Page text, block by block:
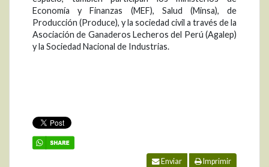
Economía y Finanzas (MEF), Salud (Minsa), de
Producción (Produce), y la sociedad civil a través de la
Asociación de Ganaderos Lecheros del Perú (Agalep)
y la Sociedad Nacional de Industrias.
Enviar Imprimir